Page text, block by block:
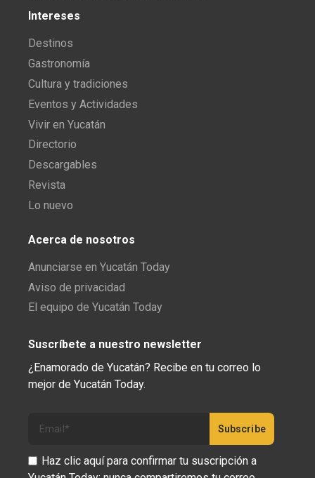
Intereses
Destinos
Gastronomía
Cultura y tradiciones
Eventos y Actividades
Vivir en Yucatán
Directorio
Descargables
Revista
Lo nuevo
Acerca de nosotros
Anunciarse en Yucatán Today
Aviso de privacidad
El equipo de Yucatán Today
Suscríbete a nuestro newsletter
¿Enamorado de Yucatán? Recibe en tu correo lo
mejor de Yucatán Today.
Haz clic aquí para confirmar tu suscripción a